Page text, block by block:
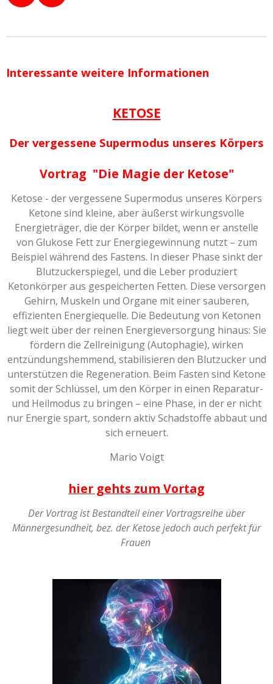
n
t
g
h
t
A
Interessante weitere Informationen
KETOSE
Der vergessene Supermodus unseres Körpers
Vortrag "Die Magie der Ketose"
Ketose - der vergessene Supermodus unseres Körpers
Ketone sind kleine, aber äußerst wirkungsvolle
Energieträger, die der Körper bildet, wenn er anstelle
von Glukose Fett zur Energiegewinnung nutzt – zum
Beispiel während des Fastens. In dieser Phase sinkt der
Blutzuckerspiegel, und die Leber produziert
Ketonkörper aus gespeicherten Fetten. Diese versorgen
Gehirn, Muskeln und Organe mit einer sauberen,
effizienten Energiequelle. Die Bedeutung von Ketonen
liegt weit über der reinen Energieversorgung hinaus: Sie
fördern die Zellreinigung (Autophagie), wirken
entzündungshemmend, stabilisieren den Blutzucker und
unterstützen die Regeneration. Beim Fasten sind Ketone
somit der Schlüssel, um den Körper in einen Reparatur-
und Heilmodus zu bringen – eine Phase, in der er nicht
nur Energie spart, sondern aktiv Schadstoffe abbaut und
sich erneuert.
Mario Voigt
hier gehts zum Vortag
Der Vortrag ist Bestandteil einer Vortragsreihe über
Männergesundheit, bez. der Ketose jedoch auch perfekt für
Frauen